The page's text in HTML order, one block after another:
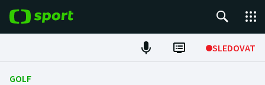
SLEDOVAT
Fotbal
GOLF